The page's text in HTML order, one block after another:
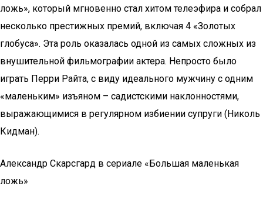
ложь», который мгновенно стал хитом телеэфира и собрал
несколько престижных премий, включая 4 «Золотых
глобуса». Эта роль оказалась одной из самых сложных из
внушительной фильмографии актера. Непросто было
играть Перри Райта, с виду идеального мужчину с одним
«маленьким» изъяном – садистскими наклонностями,
выражающимися в регулярном избиении супруги (Николь
Кидман).
Александр Скарсгард в сериале «Большая маленькая
ложь»